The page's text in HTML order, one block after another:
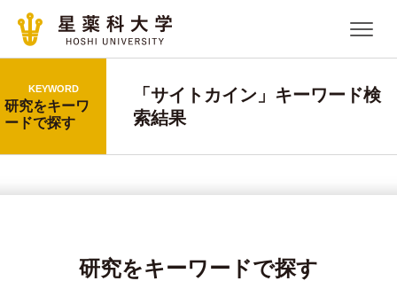
KEYWORD
研究をキーワ
ードで探す
「サイトカイン」キーワード検
索結果
研究をキーワードで探す